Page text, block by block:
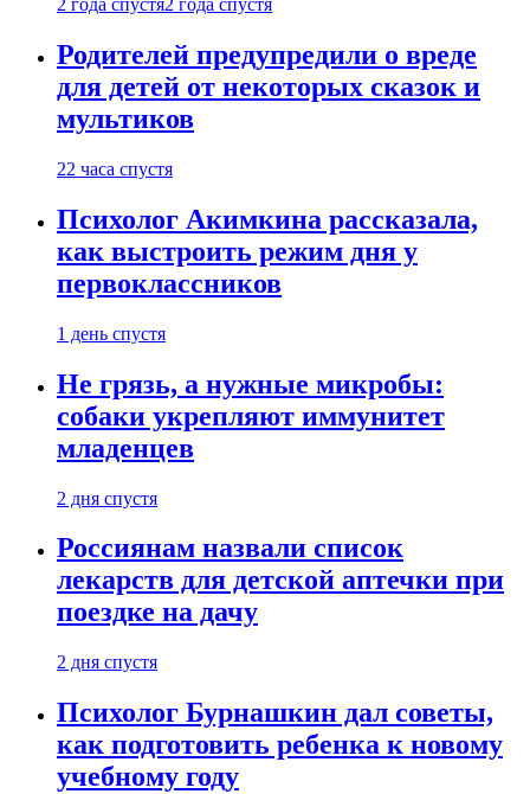
2 года спустя2 года спустя
Родителей предупредили о вреде
для детей от некоторых сказок и
мультиков
22 часа спустя
Психолог Акимкина рассказала,
как выстроить режим дня у
первоклассников
1 день спустя
Не грязь, а нужные микробы:
собаки укрепляют иммунитет
младенцев
2 дня спустя
Россиянам назвали список
лекарств для детской аптечки при
поездке на дачу
2 дня спустя
Психолог Бурнашкин дал советы,
как подготовить ребенка к новому
учебному году